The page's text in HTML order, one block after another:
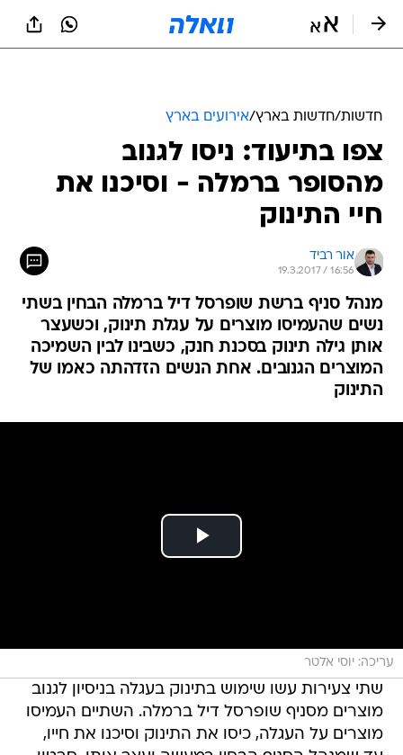
צפו בתיעוד: ניסו לגנוב
מהסופר ברמלה - וסיכנו את
חיי התינוק
אור רביד
19.3.2017 / 16:56
מנהל סניף ברשת שופרסל דיל ברמלה הבחין בשתי
נשים שהעמיסו מוצרים על עגלת תינוק, וכשעצר
אותן גילה תינוק בסכנת חנק, כשבינו לבין השמיכה
המוצרים הגנובים. אחת הנשים הזדהתה כאמו של
התינוק
שתי צעירות עשו שימוש בתינוק בעגלה בניסיון לגנוב
מוצרים מסניף שופרסל דיל ברמלה. השתיים העמיסו
מוצרים על העגלה, כיסו את התינוק וסיכנו את חייו,
עד שמנהל הסניף הבחין במעשה ועצר אותן. סרטון
המקרה הופץ בשעות האחרונות ברשת.